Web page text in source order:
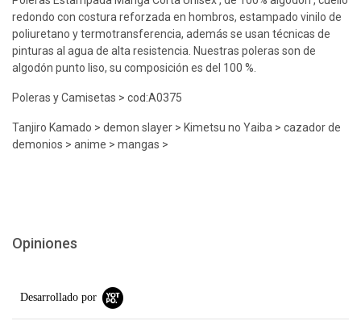
redondo con costura reforzada en hombros, estampado vinilo de
poliuretano y termotransferencia, además se usan técnicas de
pinturas al agua de alta resistencia. Nuestras poleras son de
algodón punto liso, su composición es del 100 %.
Poleras y Camisetas > cod:A0375
Tanjiro Kamado > demon slayer > Kimetsu no Yaiba > cazador de
demonios > anime > mangas >
Opiniones
Desarrollado por